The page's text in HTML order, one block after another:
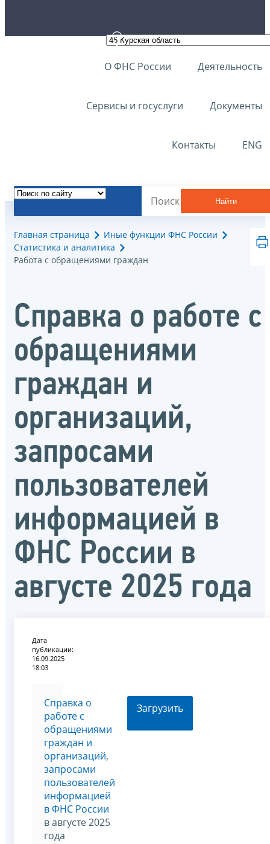
О ФНС России Деятельность
Сервисы и госуслуги Документы
Контакты ENG
Найти
Главная страница
Иные функции ФНС России
Статистика и аналитика
Работа с обращениями граждан
Справка о работе с
обращениями
граждан и
организаций,
запросами
пользователей
информацией в
ФНС России в
августе 2025 года
Дата
публикации:
16.09.2025
18:03
Справка о
работе с
обращениями
граждан и
организаций,
запросами
пользователей
информацией
в ФНС России
в августе 2025
года
Загрузить